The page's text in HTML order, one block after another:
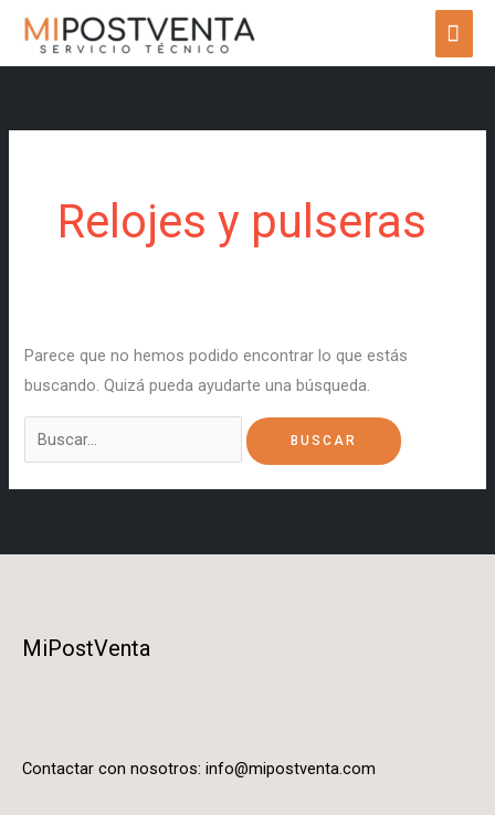
contenido
Relojes y pulseras
Parece que no hemos podido encontrar lo que estás
buscando. Quizá pueda ayudarte una búsqueda.
MiPostVenta
Contactar con nosotros: info@mipostventa.com